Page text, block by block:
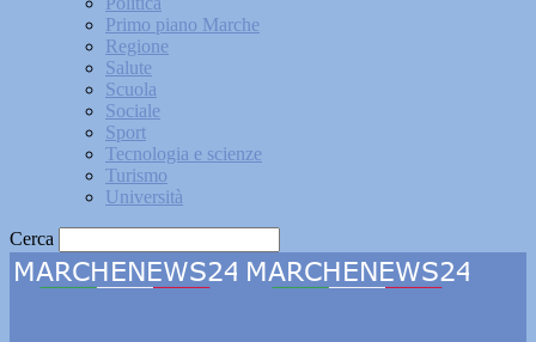
Primo piano Marche
Regione
Salute
Scuola
Sociale
Sport
Tecnologia e scienze
Turismo
Università
Cerca